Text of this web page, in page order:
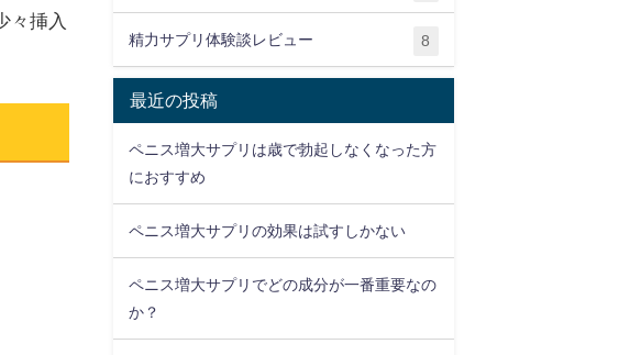
々挿入
精力サプリ体験談レビュー 8
最近の投稿
ペニス増大サプリは歳で勃起しなくなった方
におすすめ
ペニス増大サプリの効果は試すしかない
ペニス増大サプリでどの成分が一番重要なの
か？